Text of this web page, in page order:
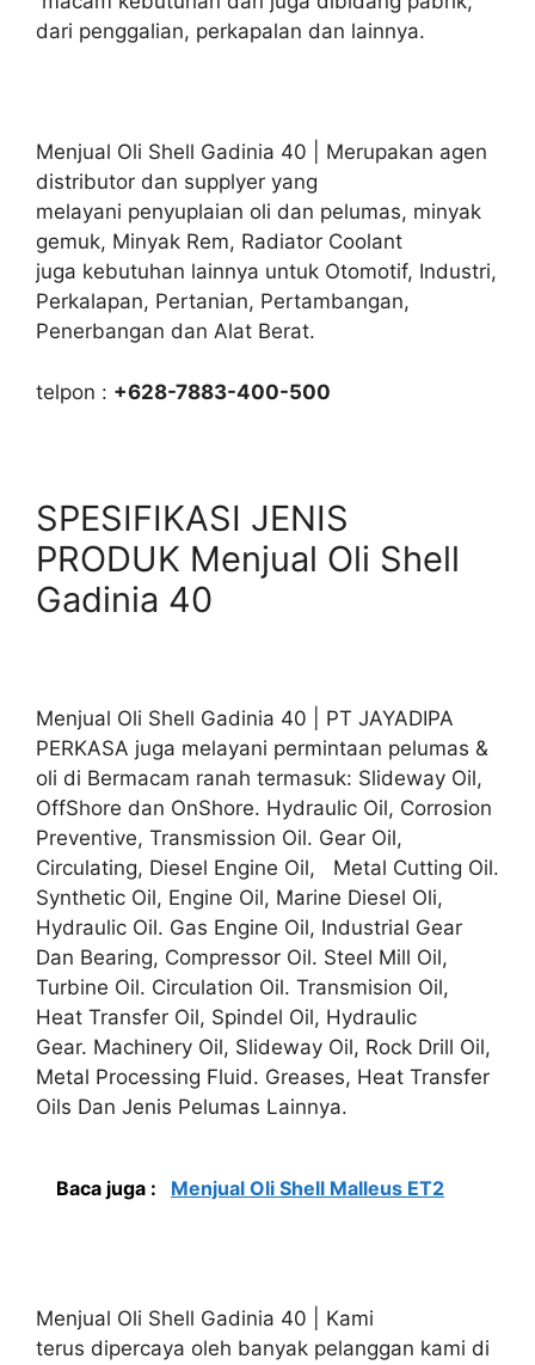
dari penggalian, perkapalan dan lainnya.
Menjual Oli Shell Gadinia 40 | Merupakan agen
distributor dan supplyer yang
melayani penyuplaian oli dan pelumas, minyak
gemuk, Minyak Rem, Radiator Coolant
juga kebutuhan lainnya untuk Otomotif, Industri,
Perkalapan, Pertanian, Pertambangan,
Penerbangan dan Alat Berat.
telpon : +628-7883-400-500
SPESIFIKASI JENIS
PRODUK Menjual Oli Shell
Gadinia 40
Menjual Oli Shell Gadinia 40 | PT JAYADIPA
PERKASA juga melayani permintaan pelumas &
oli di Bermacam ranah termasuk: Slideway Oil,
OffShore dan OnShore. Hydraulic Oil, Corrosion
Preventive, Transmission Oil. Gear Oil,
Circulating, Diesel Engine Oil, Metal Cutting Oil.
Synthetic Oil, Engine Oil, Marine Diesel Oli,
Hydraulic Oil. Gas Engine Oil, Industrial Gear
Dan Bearing, Compressor Oil. Steel Mill Oil,
Turbine Oil. Circulation Oil. Transmision Oil,
Heat Transfer Oil, Spindel Oil, Hydraulic
Gear. Machinery Oil, Slideway Oil, Rock Drill Oil,
Metal Processing Fluid. Greases, Heat Transfer
Oils Dan Jenis Pelumas Lainnya.
Baca juga : Menjual Oli Shell Malleus ET2
Menjual Oli Shell Gadinia 40 | Kami
terus dipercaya oleh banyak pelanggan kami di